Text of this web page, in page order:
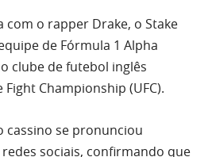
com o rapper Drake, o Stake
de Fórmula 1 Alpha
clube de futebol inglês
Championship (UFC).
cassino se pronunciou
sociais, confirmando que